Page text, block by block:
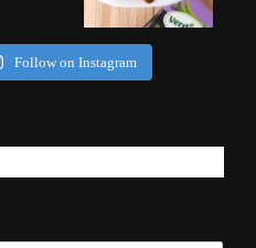
Follow on Instagram